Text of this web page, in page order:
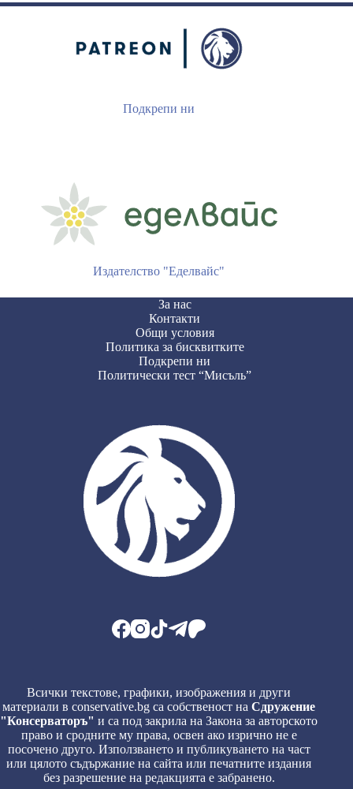
Подкрепи ни
Издателство "Еделвайс"
За нас
Контакти
Общи условия
Политика за бисквитките
Подкрепи ни
Политически тест “Мисъль”
Всички текстове, графики, изображения и други
материали в conservative.bg са собственост наСдружение
"Консерваторъ" и са под закрила на Закона за авторското
право и сродните му права, освен ако изрично не е
посочено друго. Използването и публикуването на част
или цялото съдържание на сайта или печатните издания
без разрешение на редакцията е забранено.